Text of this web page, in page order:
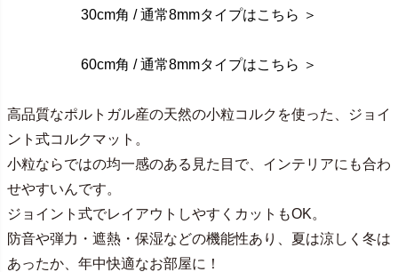
30cm角 / 通常8mmタイプはこちら ＞
60cm角 / 通常8mmタイプはこちら ＞
高品質なポルトガル産の天然の小粒コルクを使った、ジョイ
ント式コルクマット。
小粒ならではの均一感のある見た目で、インテリアにも合わ
せやすいんです。
ジョイント式でレイアウトしやすくカットもOK。
防音や弾力・遮熱・保湿などの機能性あり、夏は涼しく冬は
あったか、年中快適なお部屋に！